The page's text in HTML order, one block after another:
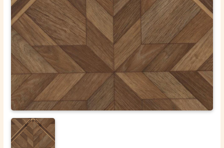
Ваши данные не будут переданы третьим лицам